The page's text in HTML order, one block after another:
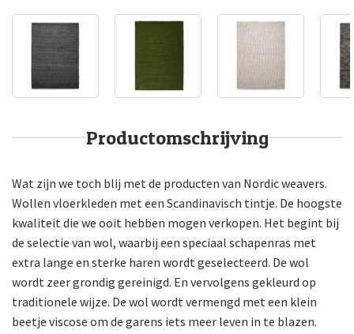
Productomschrijving
Wat zijn we toch blij met de producten van Nordic weavers.
Wollen vloerkleden met een Scandinavisch tintje. De hoogste
kwaliteit die we ooit hebben mogen verkopen. Het begint bij
de selectie van wol, waarbij een speciaal schapenras met
extra lange en sterke haren wordt geselecteerd. De wol
wordt zeer grondig gereinigd. En vervolgens gekleurd op
traditionele wijze. De wol wordt vermengd met een klein
beetje viscose om de garens iets meer leven in te blazen.